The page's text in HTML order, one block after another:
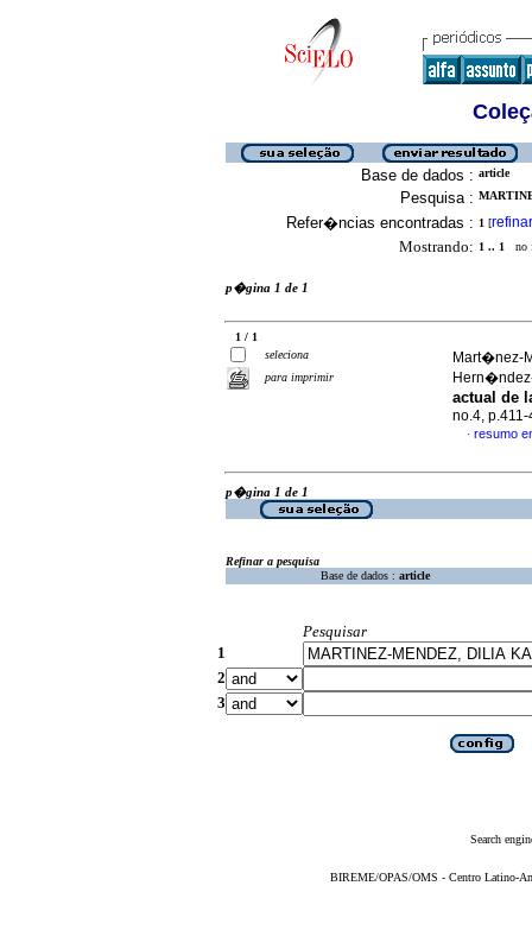
Base de dados : article
Pesquisa :
Refer�ncias encontradas : 1 [refinar
Mostrando: 1 .. 1 no
p�gina 1 de 1
1 / 1
seleciona
para imprimir
Mart�nez-
actual de
no.4,
· resumo
p�gina 1 de 1
Refinar a pesquisa
Base de dados : article
Pesquisar
1
2
3
Search
BIREME/OPAS/OMS - Centro Latino-